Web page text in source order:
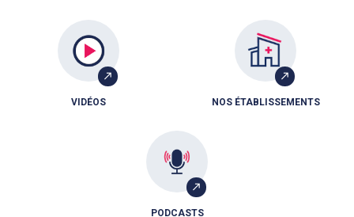
VIDÉOS NOS ÉTABLISSEMENTS
PODCASTS